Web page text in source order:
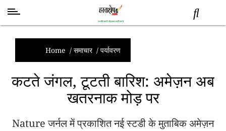
समाचार
स्तंभ
शब्द
देश
Home / समाचार/ पर्यावरण
कटते जंगल, टूटती बारिश: अमेज़न अब
खतरनाक मोड़ पर
Nature जर्नल में प्रकाशित नई स्टडी के मुताबिक अमेज़न